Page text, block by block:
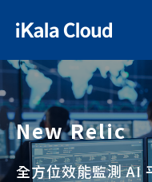
New Relic
全方位效能監測 AI